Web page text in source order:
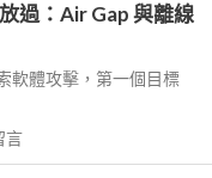
過：Air Gap 與離線
軟體攻擊，第一個目標
言